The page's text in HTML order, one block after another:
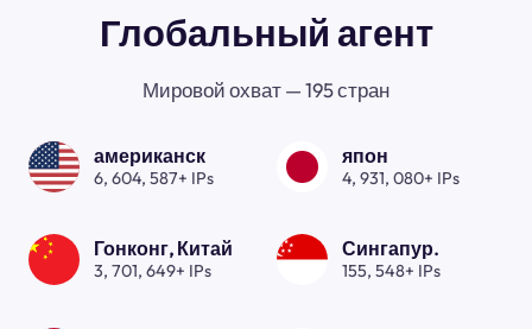
Глобальный агент
Мировой охват — 195 стран
американск
6, 604, 587+ IPs
япон
4, 931, 080+ IPs
Гонконг, Китай
3, 701, 649+ IPs
Сингапур.
155, 548+ IPs